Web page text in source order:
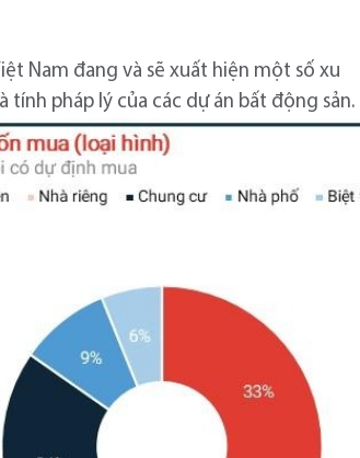
Nam đang và sẽ xuất hiện một số xu
pháp lý của các dự án bất động sản.